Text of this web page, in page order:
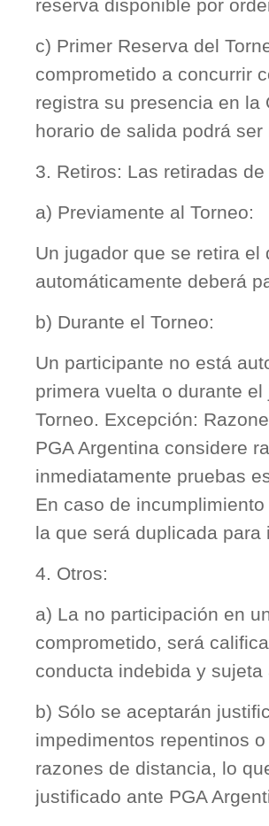
reserva disponible por
c) Primer Reserva del
comprometido a concurrir
registra su presencia en
horario de salida podrá ser
3. Retiros: Las retiradas
a) Previamente al Torneo:
Un jugador que se retira
automáticamente deberá
b) Durante el Torneo:
Un participante no está
primera vuelta o durante
Torneo. Excepción:
PGA Argentina considere
inmediatamente pruebas
En caso de
la que será duplicada
4. Otros:
a) La no participación en
comprometido, será
conducta indebida y
b) Sólo se aceptarán
impedimentos repentinos
razones de distancia, lo
justificado ante PGA